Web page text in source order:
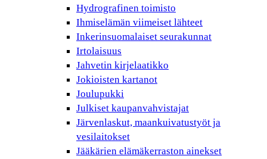
Hydrografinen toimisto
Ihmiselämän viimeiset lähteet
Inkerinsuomalaiset seurakunnat
Irtolaisuus
Jahvetin kirjelaatikko
Jokioisten kartanot
Joulupukki
Julkiset kaupanvahvistajat
Järvenlaskut, maankuivatustyöt ja
vesilaitokset
Jääkärien elämäkerraston ainekset